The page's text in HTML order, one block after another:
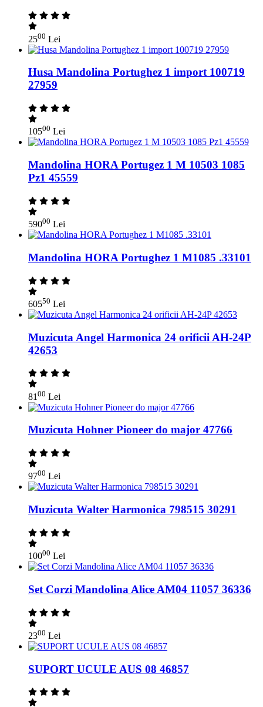
2500 Lei
Husa Mandolina Portughez 1 import 100719
27959
10500 Lei
Mandolina HORA Portugez 1 M 10503 1085
Pz1 45559
59000 Lei
Mandolina HORA Portughez 1 M1085 .33101
60550 Lei
Muzicuta Angel Harmonica 24 orificii AH-24P
42653
81 00 Lei
Muzicuta Hohner Pioneer do major 47766
9700 Lei
Muzicuta Walter Harmonica 798515 30291
10000 Lei
Set Corzi Mandolina Alice AM04 11057 36336
2300 Lei
SUPORT UCULE AUS 08 46857